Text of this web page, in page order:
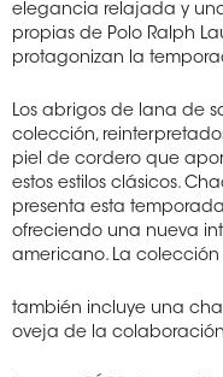
elegancia relajada y
propias de Polo Ralph
protagonizan la
Los abrigos de lana de
colección,
piel de cordero que
estos estilos clásicos.
presenta esta
ofreciendo una nueva
americano. La colección
también incluye una
oveja de la colaboración